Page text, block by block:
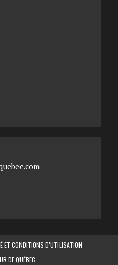
ET CONDITIONS D’UTILISATION
DE QUÉBEC